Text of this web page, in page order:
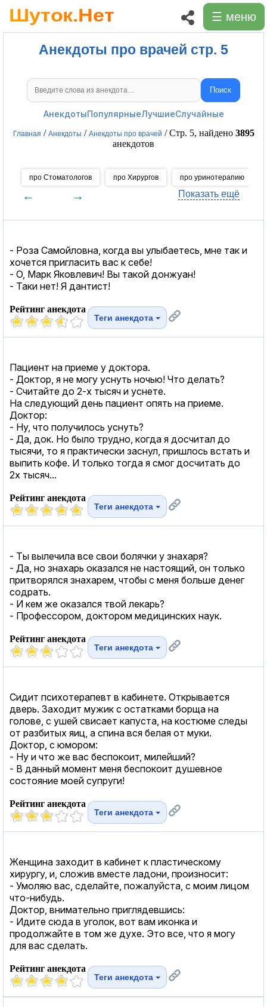
☰ меню
Анекдоты про врачей стр. 5
Поиск анекдотов Поиск
АнекдотыПопулярныеЛучшиеСлучайные
Главная / Анекдоты / Анекдоты про врачей / Стр. 5, найдено 3895
анекдотов
про Стоматологов про Хирургов про уринотерапию
← → Показать ещё
- Роза Самойловна, когда вы улыбаетесь, мне так и
хочется пригласить вас к себе!
- О, Марк Яковлевич! Вы такой донжуан!
- Таки нет! Я дантист!
Рейтинг анекдота
Теги анекдота
Пациент на приеме у доктора.
- Доктор, я не могу уснуть ночью! Что делать?
- Считайте до 2-х тысяч и уснете.
На следующий день пациент опять на приеме.
Доктор:
- Ну, что получилось уснуть?
- Да, док. Но было трудно, когда я досчитал до
тысячи, то я практически заснул, пришлось встать и
выпить кофе. И только тогда я смог досчитать до
2х тысяч...
Рейтинг анекдота
Теги анекдота
- Ты вылечила все свои болячки у знахаря?
- Да, но знахарь оказался не настоящий, он только
притворялся знахарем, чтобы с меня больше денег
содрать.
- И кем же оказался твой лекарь?
- Профессором, доктором медицинских наук.
Рейтинг анекдота
Теги анекдота
Сидит психотерапевт в кабинете. Открывается
дверь. Заходит мужик с остатками борща на
голове, с ушей свисает капуста, на костюме следы
от разбитых яиц, а спина вся белая от муки.
Доктор, с юмором:
- Ну и что же вас беспокоит, милейший?
- В данный момент меня беспокоит душевное
состояние моей супруги!
Рейтинг анекдота
Теги анекдота
Женщина заходит в кабинет к пластическому
хирургу, и, сложив вместе ладони, произносит:
- Умоляю вас, сделайте, пожалуйста, с моим лицом
что-нибудь.
Доктор, внимательно приглядевшись:
- Идите сюда в уголок, вот вам иконка и
продолжайте в том же духе. Это все, что я могу
для вас сделать.
Рейтинг анекдота
Теги анекдота